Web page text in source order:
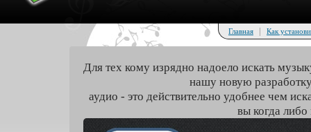
Главная | Как
Для тех кому изрядно надоело искать
нашу новую
аудио - это действительно удобнее чем
вы когда либо